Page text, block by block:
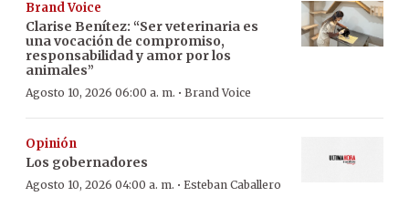
Brand Voice
Clarise Benítez: “Ser veterinaria es
una vocación de compromiso,
responsabilidad y amor por los
animales”
Agosto 10, 2026 06:00 a. m. · Brand Voice
Opinión
Los gobernadores
Agosto 10, 2026 04:00 a. m. · Esteban Caballero